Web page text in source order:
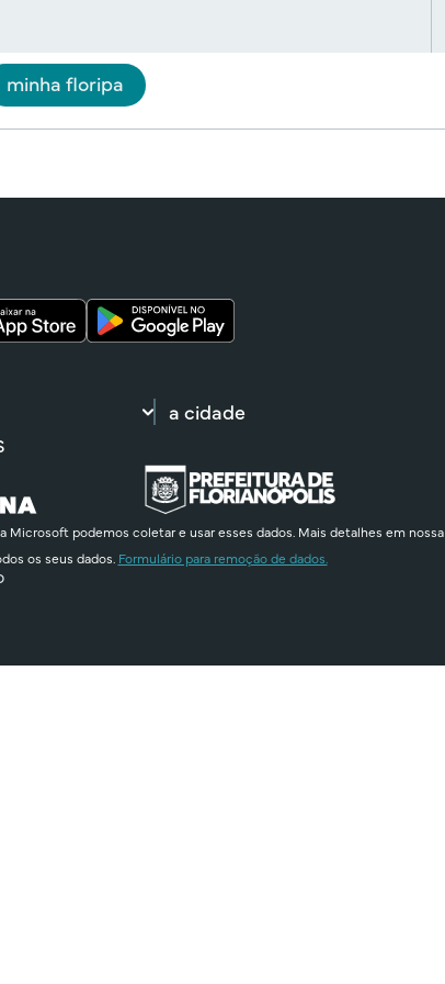
minha floripa
a cidade
podemos coletar e usar esses dados. Mais detalhes em nossa
os seus dados. Formulário para remoção de dados.